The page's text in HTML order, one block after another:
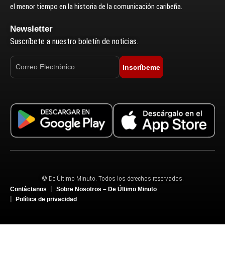
el menor tiempo en la historia de la comunicación caribeña.
Newsletter
Suscríbete a nuestro boletín de noticias.
Inscríbeme
© De Último Minuto. Todos los derechos reservados.
Contáctanos
Sobre Nosotros – De Último Minuto
Política de privacidad